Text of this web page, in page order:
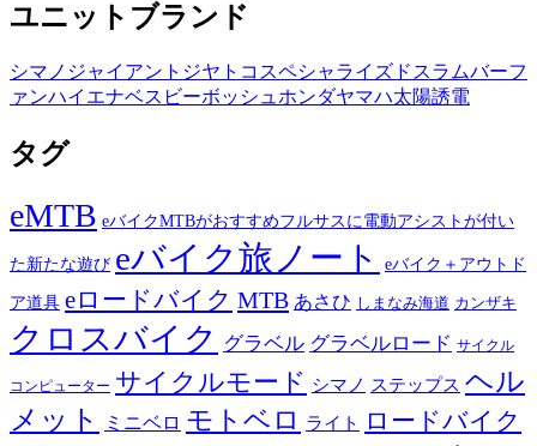
ユニットブランド
シマノ ジャイアント ジヤトコ スペシャライズド スラムバーフ
ァンハイエナベスビーボッシュ ホンダヤマハ太陽誘電
タグ
eMTB eバイクMTBがおすすめフルサスに電動アシストが付い
た新たな遊び eバイク旅ノート
eバイク＋アウトド
ア道具 eロードバイク MTB あさひ しまなみ海道 カンザキ
クロスバイク グラベル グラベルロード サイクル
コンピューター サイクルモード シマノ ステップス ヘル
メット
ミニベロ モトベロ ライト ロードバイク